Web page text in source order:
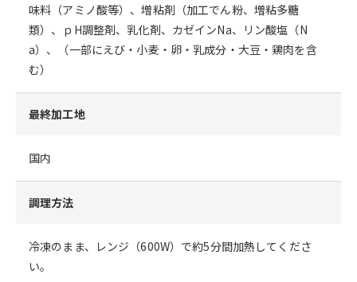
味料（アミノ酸等）、増粘剤（加工でん粉、増粘多糖
類）、ｐH調整剤、乳化剤、カゼインNa、リン酸塩（N
a）、（一部にえび・小麦・卵・乳成分・大豆・鶏肉を含
む）
最終加工地
国内
調理方法
冷凍のまま、レンジ（600W）で約5分間加熱してくださ
い。